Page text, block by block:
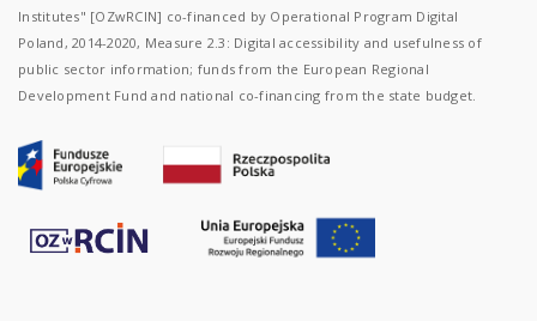
Institutes" [OZwRCIN] co-financed by Operational Program Digital
Poland, 2014-2020, Measure 2.3: Digital accessibility and usefulness of
public sector information; funds from the European Regional
Development Fund and national co-financing from the state budget.